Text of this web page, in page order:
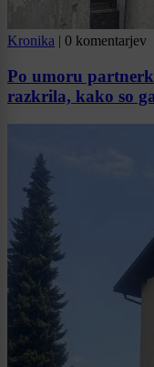
Kronika | 0 komentarjev
Po umoru
razkrila, kako so